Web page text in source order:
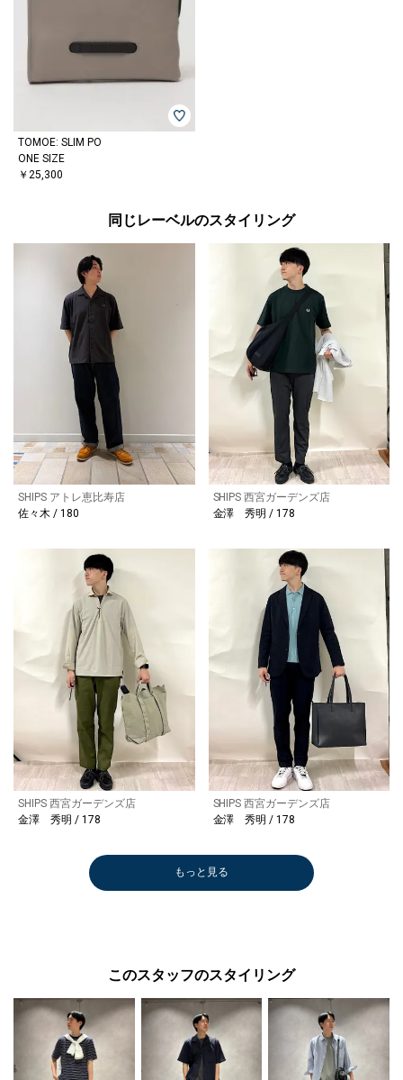
TOMOE: SLIM PO
ONE SIZE
￥25,300
同じレーベルのスタイリング
SHIPS アトレ恵比寿店
佐々木 / 180
SHIPS 西宮ガーデンズ店
金澤 秀明 / 178
SHIPS 西宮ガーデンズ店
金澤 秀明 / 178
SHIPS 西宮ガーデンズ店
金澤 秀明 / 178
もっと見る
このスタッフのスタイリング